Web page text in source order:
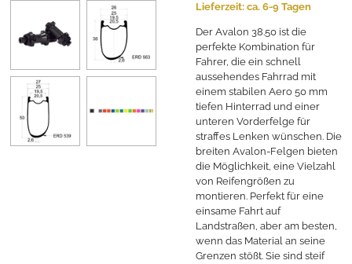
Lieferzeit: ca. 6-9 Tagen
Der Avalon 38.50 ist die
perfekte Kombination für
Fahrer, die ein schnell
aussehendes Fahrrad mit
einem stabilen Aero 50 mm
tiefen Hinterrad und einer
unteren Vorderfelge für
straffes Lenken wünschen. Die
breiten Avalon-Felgen bieten
die Möglichkeit, eine Vielzahl
von Reifengrößen zu
montieren. Perfekt für eine
einsame Fahrt auf
Landstraßen, aber am besten,
wenn das Material an seine
Grenzen stößt. Sie sind steif